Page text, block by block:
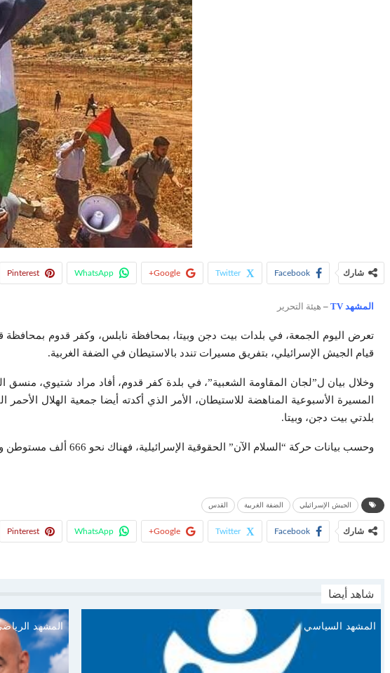
شارك Facebook
Twitter
Google+
WhatsApp
Pinterest
المشهد TV – هيئة التحرير
تعرض اليوم الجمعة، في بلدات بيت دجن وبيتا، بمحافظة نابلس، وكفر قدوم بمحافظة
قيام الجيش الإسرائيلي، بتفريق مسيرات تندد بالاستيطان في الضفة الغربية.
المسيرة الأسبوعية المناهضة للاستيطان، الأمر الذي أكدته أيضا جمعية الهلال
بلدتي بيت دجن، وبيتا.
وحسب بيانات حركة “السلام الآن” الحقوقية الإسرائيلية، فهناك نحو 666 ألف مستوطن و145 مستوطنة و140 بؤرة استيطانية عشوائية (غير مرخصة من حكومة إسرائيل) بالضفة الغربية بما فيها القدس الشرقية.​​​​​​​
الجيش الإسرائيلي الضفة الغربية القدس
شارك Facebook
Twitter
Google+
WhatsApp
Pinterest
شاهد أيضا
المشهد السياسي المشهد